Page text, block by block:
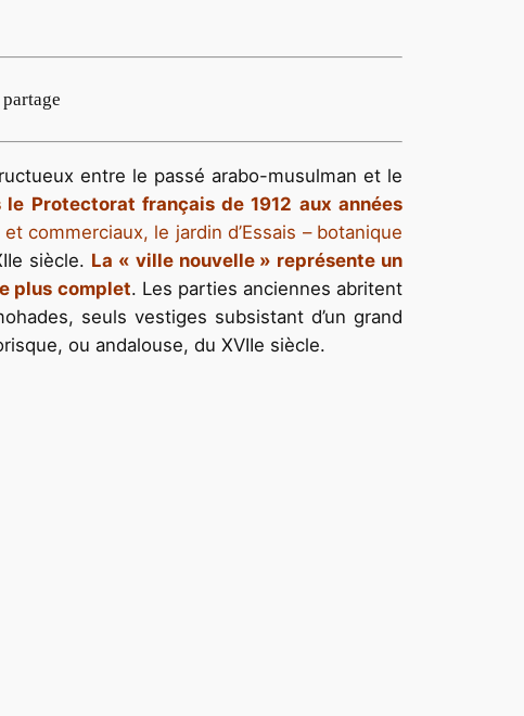
entre le passé arabo-musulman et le
Protectorat français de 1912 aux années
commerciaux, le jardin d’Essais – botanique
siècle. La « ville nouvelle » représente un
plus complet. Les parties anciennes abritent
seuls vestiges subsistant d’un grand
ou andalouse, du XVIIe siècle.